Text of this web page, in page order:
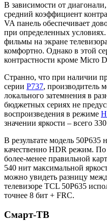
В зависимости от
средний коэффициент
VA панель обеспечивает
при определенных
фильмы на экране
комфортно. Однако в этой
контрастности кроме Micro
Странно, что при наличии
серии P737, производитель
локального затемнения в
бюджетных сериях не
воспроизведения в режиме
значении яркости – всего
В результате модель 50P635
качественно HDR режим. По
более-менее правильной
540 нит максимальной
можно увидеть разницу
телевизоре TCL 50P635
точнее 8 бит + FRC.
Смарт-ТВ